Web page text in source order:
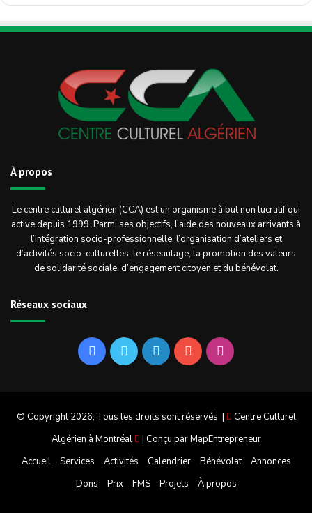
À propos
Le centre culturel algérien (CCA) est un organisme à but non lucratif qui
active depuis 1999. Parmi ses objectifs, l’aide des nouveaux arrivants à
l’intégration socio-professionnelle, l’organisation d’ateliers et
d’activités socio-culturelles, le réseautage, la promotion des valeurs
de solidarité sociale, d’engagement citoyen et du bénévolat.
Réseaux sociaux
FacebookTwitterLinkedinYouTubeInstagram
© Copyright 2026, Tous les droits sont réservés |
Centre Culturel
Algérien à Montréal
| Conçu parMapEntrepreneur
Accueil
Services Activités Calendrier Bénévolat
Annonces
Dons
Prix FMS Projets À propos